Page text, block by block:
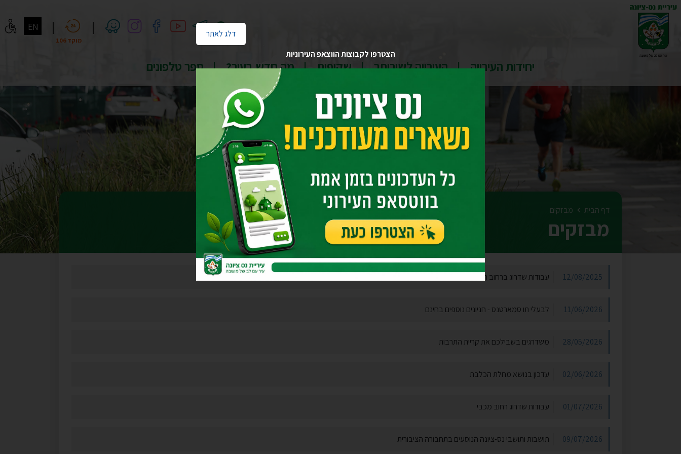
הצטרפו לקבוצות הווצאפ העירוניות
דלג לאתר
יחידות העירייה העירייה לשירותך שקיפות מה חדש בעיר? ספר טלפונים
חיפוש |
מוקד 106
|
EN
דף הבית מבזקים
מבזקים
12/08/2025 עבודות שדרוג ברחוב האלופים
11/06/2026 לבעלי תו סמארטנס - חניונים נוספים בחינם
28/05/2026 משדרגים בשבילכם את קריית התרבות
02/06/2026 עדכון בנושא מחלת הכלבת
01/07/2026 עבודות שדרוג רחוב מכבי
09/07/2026 תושבות ותושבי נס-ציונה הנוסעים בתחבורה הציבורית